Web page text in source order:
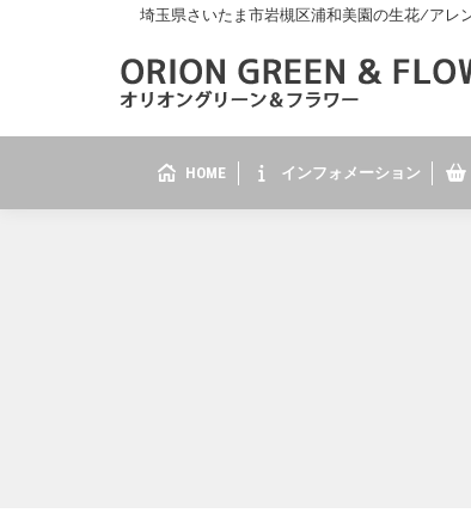
埼玉県さいたま市岩槻区浦和美園の生花/アレ
HOME インフォメーション